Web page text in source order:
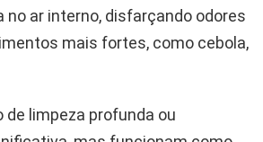
no ar interno, disfarçando odores
mais fortes, como cebola,
de limpeza profunda ou